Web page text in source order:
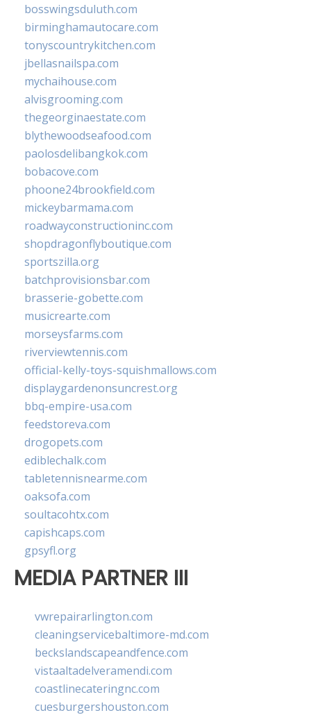
bosswingsduluth.com
birminghamautocare.com
tonyscountrykitchen.com
jbellasnailspa.com
mychaihouse.com
alvisgrooming.com
thegeorginaestate.com
blythewoodseafood.com
paolosdelibangkok.com
bobacove.com
phoone24brookfield.com
mickeybarmama.com
roadwayconstructioninc.com
shopdragonflyboutique.com
sportszilla.org
batchprovisionsbar.com
brasserie-gobette.com
musicrearte.com
morseysfarms.com
riverviewtennis.com
official-kelly-toys-squishmallows.com
displaygardenonsuncrest.org
bbq-empire-usa.com
feedstoreva.com
drogopets.com
ediblechalk.com
tabletennisnearme.com
oaksofa.com
soultacohtx.com
capishcaps.com
gpsyfl.org
MEDIA PARTNER III
vwrepairarlington.com
cleaningservicebaltimore-md.com
beckslandscapeandfence.com
vistaaltadelveramendi.com
coastlinecateringnc.com
cuesburgershouston.com